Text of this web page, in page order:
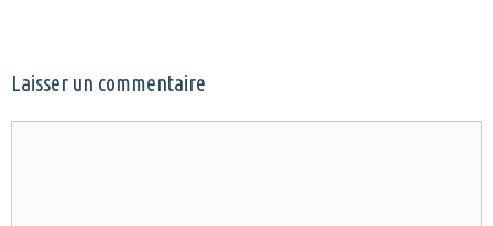
Laisser un commentaire